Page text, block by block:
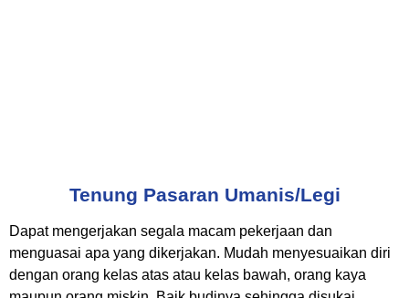
Tenung Pasaran Umanis/Legi
Dapat mengerjakan segala macam pekerjaan dan
menguasai apa yang dikerjakan. Mudah menyesuaikan diri
dengan orang kelas atas atau kelas bawah, orang kaya